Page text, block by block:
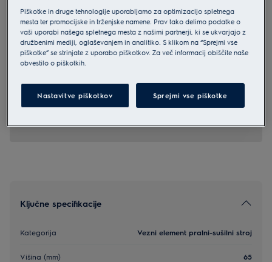
Tapnite za povečavo
E1WYHSK2
Electrolux Stacking kit with pull-out
shelf
4.2 (5)
Ključne specifikacije
Kategorija Vezni element pralni-sušilni stroj
Višina (mm) 65
Piškotke in druge tehnologije uporabljamo za optimizacijo spletnega
mesta ter promocijske in trženjske namene. Prav tako delimo podatke o
vaši uporabi našega spletnega mesta z našimi partnerji, ki se ukvarjajo z
družbenimi mediji, oglaševanjem in analitiko. S klikom na “Sprejmi vse
piškotke” se strinjate z uporabo piškotkov. Za več informacij obiščite naše
obvestilo o piškotkih.
Nastavitve piškotkov Sprejmi vse piškotke